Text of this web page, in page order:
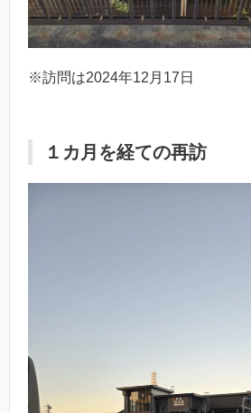
※訪問は2024年12月17日
１カ月を経ての再訪